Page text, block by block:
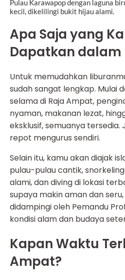
Pulau Karawapop dengan laguna
kecil, dikelilingi bukit hijau alami.
Apa Saja yang
Dapatkan dalam
Untuk memudahkan
sudah sangat lengkap. Mulai
selama di Raja Ampat,
nyaman, makanan lezat,
eksklusif, semuanya tersedia.
repot mengurus sendiri.
Selain itu, kamu akan diajak
pulau-pulau cantik,
alami, dan diving di lokasi
supaya makin aman dan
didampingi oleh Pemandu
kondisi alam dan budaya
Kapan Waktu
Ampat?